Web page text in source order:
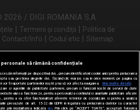
/ DIGI ROMANIA S.A.
| Termeni și condiții | Politica de
Contact/Info | Codul etic | Sitemap
ne și pe
personale să rămână confidențiale
informații pe dispozitivul dvs., precum identificatorii cookie unici pentru prelucrarea
sau gestiona alegerile dvs. făcând clic mai jos sau în orice moment, pe pagina cu
vor fi raportate partenerilor noștri și nu vă vor afecta navigarea.
Mai multe detalii
si agentiile de publicitate partenere, precum si furnizorii nostri de servicii de date
ului sa functioneze, pentru a personaliza continutul si anunturile publicitare afisate
pentru a va oferi functionalitati aferente retelelor de socializare si pentru a analiza
prevazute de art. 15-22 din GDPR in legatura cu prelucrarea datelor cu caracter
prin modalitatea indicata aici. Prin click pe “ACCEPT TOATE”, acceptati folosirea